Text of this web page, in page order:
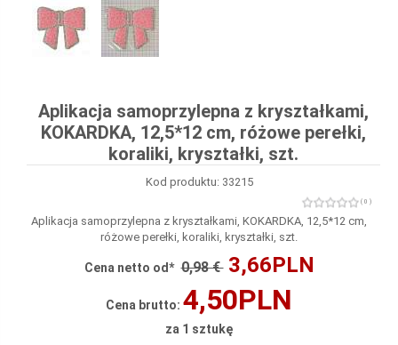
Aplikacja samoprzylepna z kryształkami,
KOKARDKA, 12,5*12 cm, różowe perełki,
koraliki, kryształki, szt.
Kod produktu: 33215
( 0 )
Aplikacja samoprzylepna z kryształkami, KOKARDKA, 12,5*12 cm,
różowe perełki, koraliki, kryształki, szt.
Cena netto od* 0,98 € 3,66PLN
Cena brutto: 4,50PLN
za 1 sztukę